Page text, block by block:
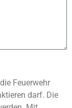
Feuerwehr
darf. Die